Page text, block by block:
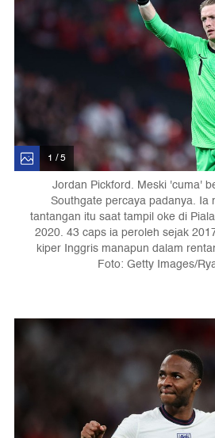
1 / 5
Jordan Pickford. Meski 'cuma'
Southgate percaya padanya. Ia
tantangan itu saat tampil oke di
2020. 43 caps ia peroleh sejak
kiper Inggris manapun dalam
Foto: Getty Images/